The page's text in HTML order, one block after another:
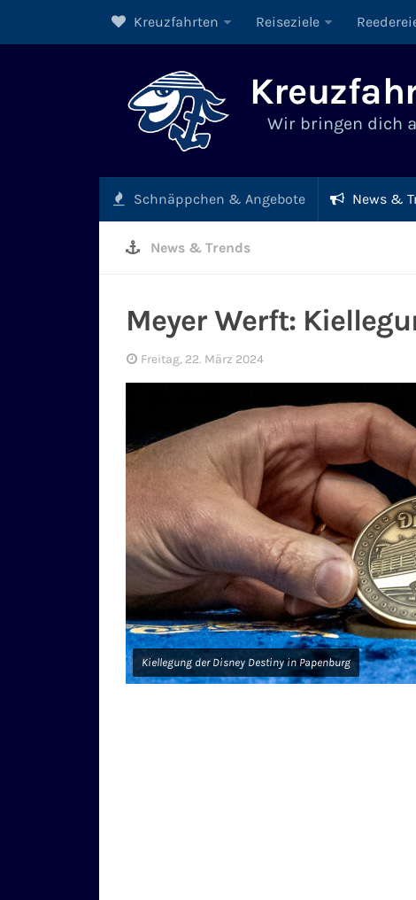
Kreuzfahrten Reiseziele
Wir bringen dich
Schnäppchen & Angebote News &
News & Trends
Meyer Werft:
Freitag, 22. März 2024
Kiellegung der Disney Destiny in Papenburg